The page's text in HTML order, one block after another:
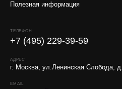
Полезная информация
ТЕЛЕФОН
+7 (495) 229-39-59
АДРЕС
г. Москва, ул.Ленинская Слобода,
EMAIL